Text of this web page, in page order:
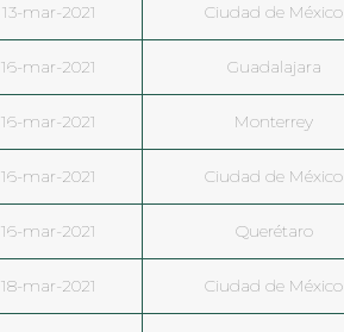
13-mar-2021 Ciudad de México
16-mar-2021 Guadalajara
16-mar-2021 Monterrey
16-mar-2021 Ciudad de México
16-mar-2021 Querétaro
18-mar-2021 Ciudad de México